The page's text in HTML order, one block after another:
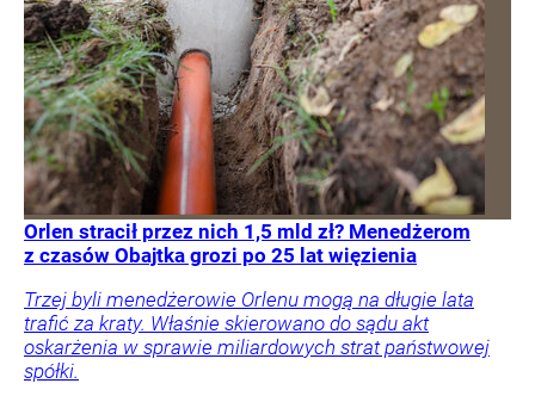
Orlen stracił przez nich 1,5 mld zł? Menedżerom
z czasów Obajtka grozi po 25 lat więzienia
Trzej byli menedżerowie Orlenu mogą na długie lata
trafić za kraty. Właśnie skierowano do sądu akt
oskarżenia w sprawie miliardowych strat państwowej
spółki.